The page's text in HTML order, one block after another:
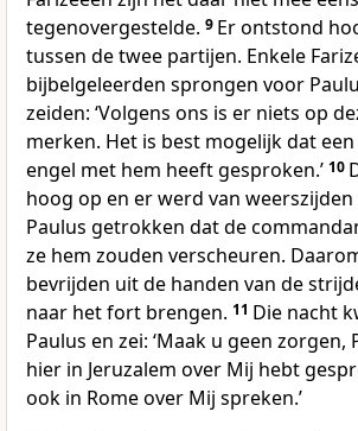
tegenovergestelde. 9 Er ontstond
tussen de twee partijen. Enkele
bijbelgeleerden sprongen voor
zeiden: ‘Volgens ons is er niets op
merken. Het is best mogelijk dat
engel met hem heeft gesproken.’ 10
hoog op en er werd van
Paulus getrokken dat de
ze hem zouden verscheuren.
bevrijden uit de handen van de
naar het fort brengen. 11 Die nacht
Paulus en zei: ‘Maak u geen zorgen,
hier in Jeruzalem over Mij hebt
ook in Rome over Mij spreken.’